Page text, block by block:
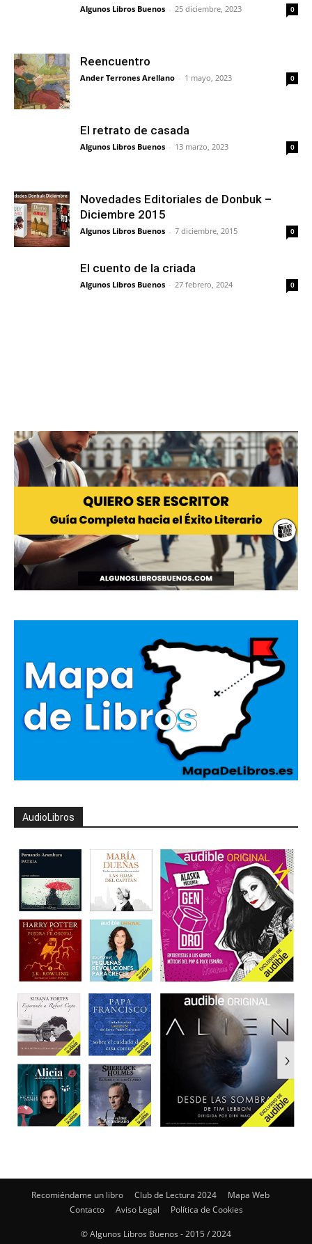
Algunos Libros Buenos - 25 diciembre, 2023 0
Reencuentro
Ander Terrones Arellano - 1 mayo, 2023 0
El retrato de casada
Algunos Libros Buenos - 13 marzo, 2023 0
Novedades Editoriales de Donbuk –
Diciembre 2015
Algunos Libros Buenos - 7 diciembre, 2015 0
El cuento de la criada
Algunos Libros Buenos - 27 febrero, 2024 0
AudioLibros
Recomiéndame un libro Club de Lectura 2024
Mapa Web
Contacto
Aviso Legal Política de Cookies
© Algunos Libros Buenos - 2015 / 2024